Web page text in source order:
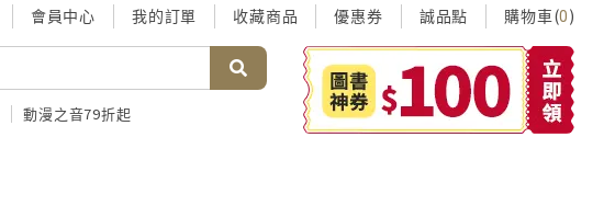
會員中心 我的訂單 收藏商品 優惠券 誠品點 購物車(0)
動漫之音79折起